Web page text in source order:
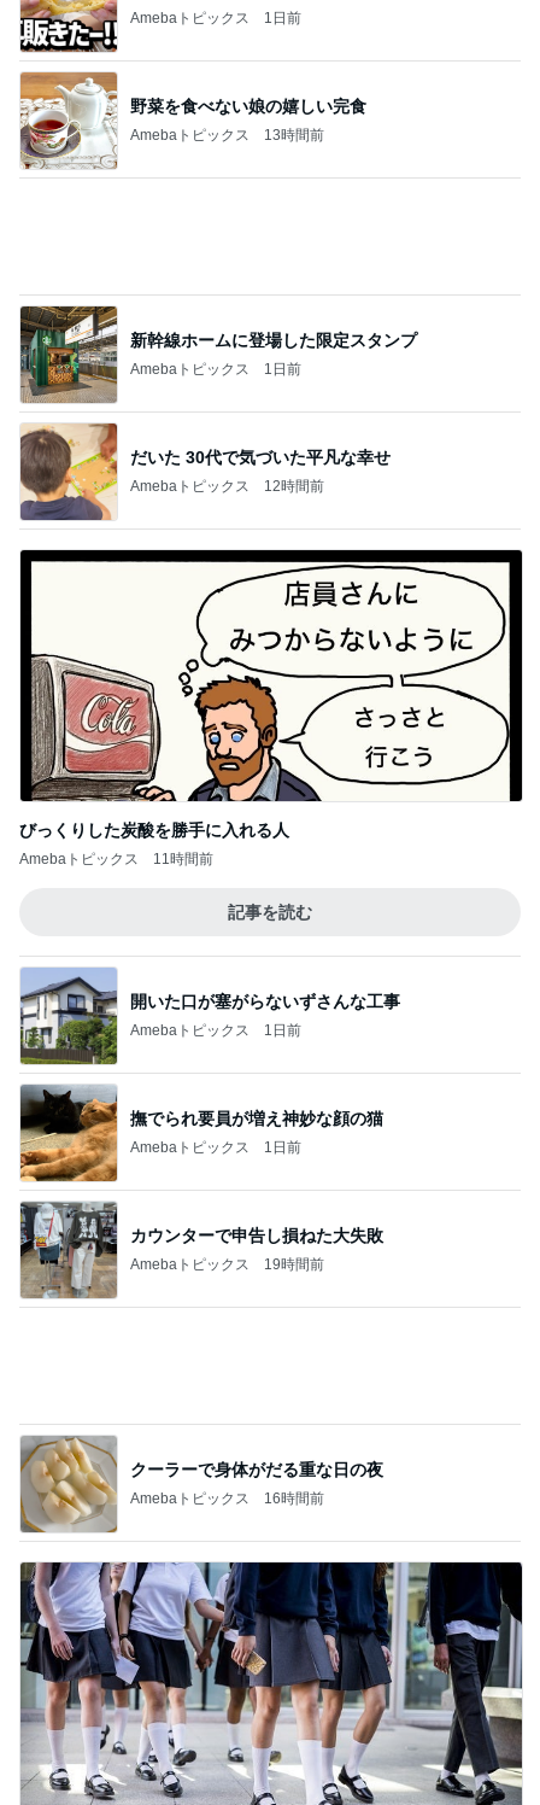
Amebaトピックス 1日前
野菜を食べない娘の嬉しい完食
Amebaトピックス 13時間前
だいた 30代で気づいた平凡な幸せ
Amebaトピックス 12時間前
びっくりした炭酸を勝手に入れる人
Amebaトピックス 11時間前
記事を読む
Amebaトピックス 1日前
撫でられ要員が増え神妙な顔の猫
Amebaトピックス 1日前
カウンターで申告し損ねた大失敗
Amebaトピックス 19時間前
クーラーで身体がだる重な日の夜
Amebaトピックス 16時間前
日本屈指のパワースポットでの参拝
Amebaトピックス 2日前
記事を読む
鉄分はレバーと延々と話す母